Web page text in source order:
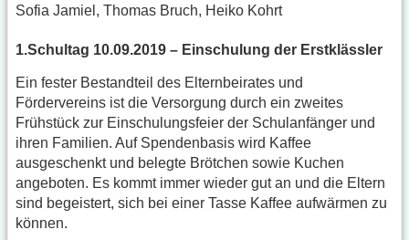
Sofia Jamiel, Thomas Bruch, Heiko Kohrt
1.Schultag 10.09.2019 – Einschulung der Erstklässler
Ein fester Bestandteil des Elternbeirates und
Fördervereins ist die Versorgung durch ein zweites
Frühstück zur Einschulungsfeier der Schulanfänger und
ihren Familien. Auf Spendenbasis wird Kaffee
ausgeschenkt und belegte Brötchen sowie Kuchen
angeboten. Es kommt immer wieder gut an und die Eltern
sind begeistert, sich bei einer Tasse Kaffee aufwärmen zu
können.